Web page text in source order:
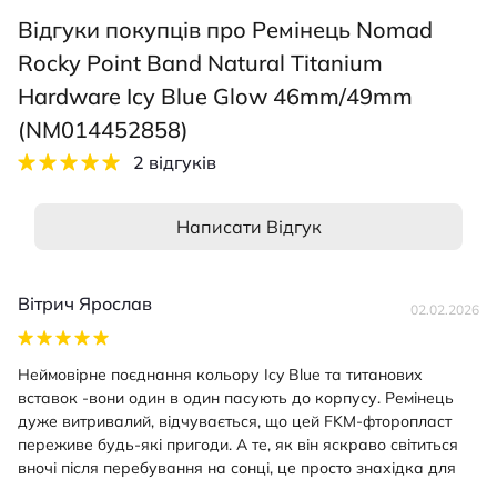
Відгуки покупців про Ремінець Nomad
Rocky Point Band Natural Titanium
Hardware Icy Blue Glow 46mm/49mm
(NM014452858)
2 відгуків
Написати Відгук
Вітрич Ярослав 02.02.2026
Неймовірне поєднання кольору Icy Blue та титанових
вставок -вони один в один пасують до корпусу. Ремінець
дуже витривалий, відчувається, що цей FKM-фторопласт
переживе будь-які пригоди. А те, як він яскраво світиться
вночі після перебування на сонці, це просто знахідка для